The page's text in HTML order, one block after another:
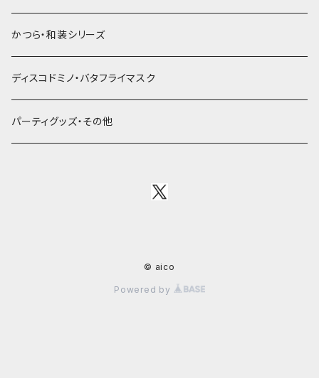
かつら・和装シリーズ
ディスコドミノ・バタフライマスク
パーティグッズ・その他
© aico
Powered by